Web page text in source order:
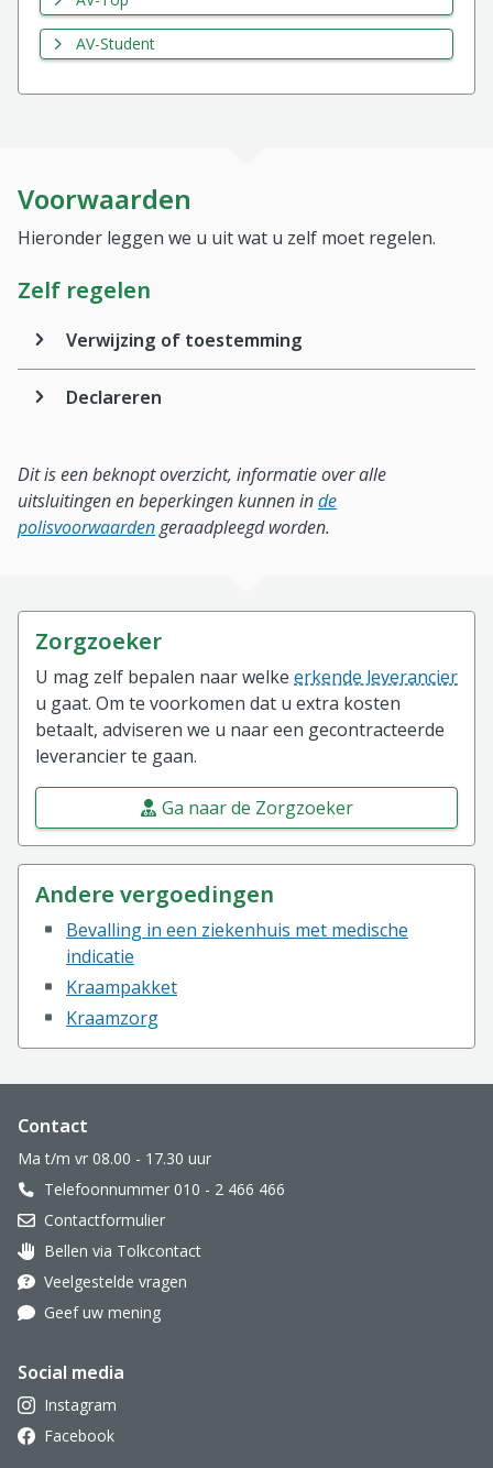
AV-Student
Voorwaarden
Hieronder leggen we u uit wat u zelf moet regelen.
Zelf regelen
Verwijzing of toestemming
Declareren
Dit is een beknopt overzicht, informatie over alle
uitsluitingen en beperkingen kunnen inde
polisvoorwaardengeraadpleegd worden.
Zorgzoeker
U mag zelf bepalen naar welke erkende leverancier
u gaat. Om te voorkomen dat u extra kosten
betaalt, adviseren we u naar een gecontracteerde
leverancier te gaan.
Ga naar de Zorgzoeker
Andere vergoedingen
Bevalling in een ziekenhuis met medische
indicatie
Kraampakket
Kraamzorg
Website footer
Contact
Ma t/m vr 08.00 - 17.30 uur
Telefoonnummer 010 - 2 466 466
Contactformulier
Oor met hoortoestel
Bellen via Tolkcontact
Veelgestelde vragen
Geef uw mening
Social media
Instagram
Facebook